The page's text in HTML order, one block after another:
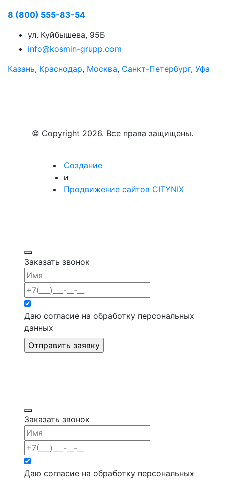
8 (800) 555-83-54
ул. Куйбышева, 95Б
info@kosmin-grupp.com
Казань, Краснодар, Москва, Санкт-Петербург, Уфа
© Copyright 2026. Все права защищены.
Создание
и
Продвижение сайтов CITYNIX
Заказать звонок
Даю согласие на обработку персональных
данных
Заказать звонок
Даю согласие на обработку персональных